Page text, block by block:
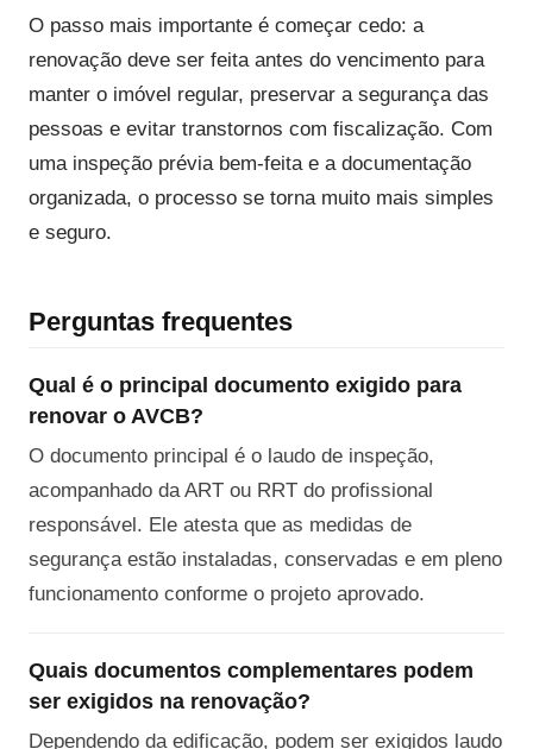
O passo mais importante é começar cedo: a
renovação deve ser feita antes do vencimento para
manter o imóvel regular, preservar a segurança das
pessoas e evitar transtornos com fiscalização. Com
uma inspeção prévia bem-feita e a documentação
organizada, o processo se torna muito mais simples
e seguro.
Perguntas frequentes
Qual é o principal documento exigido para
renovar o AVCB?
O documento principal é o laudo de inspeção,
acompanhado da ART ou RRT do profissional
responsável. Ele atesta que as medidas de
segurança estão instaladas, conservadas e em pleno
funcionamento conforme o projeto aprovado.
Quais documentos complementares podem
ser exigidos na renovação?
Dependendo da edificação, podem ser exigidos laudo